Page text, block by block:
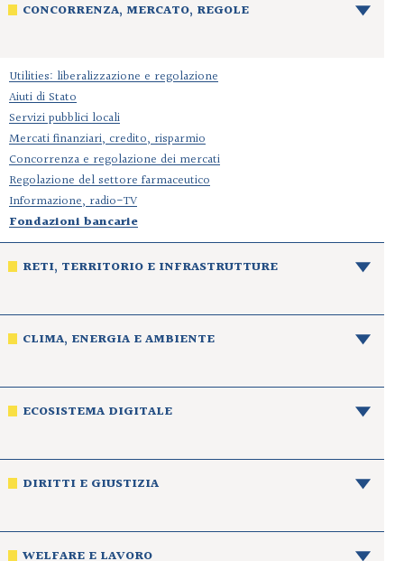
CONCORRENZA, MERCATO, REGOLE
Utilities: liberalizzazione e regolazione
Aiuti di Stato
Servizi pubblici locali
Mercati finanziari, credito, risparmio
Concorrenza e regolazione dei mercati
Regolazione del settore farmaceutico
Informazione, radio-TV
Fondazioni bancarie
RETI, TERRITORIO E INFRASTRUTTURE
CLIMA, ENERGIA E AMBIENTE
ECOSISTEMA DIGITALE
DIRITTI E GIUSTIZIA
WELFARE E LAVORO